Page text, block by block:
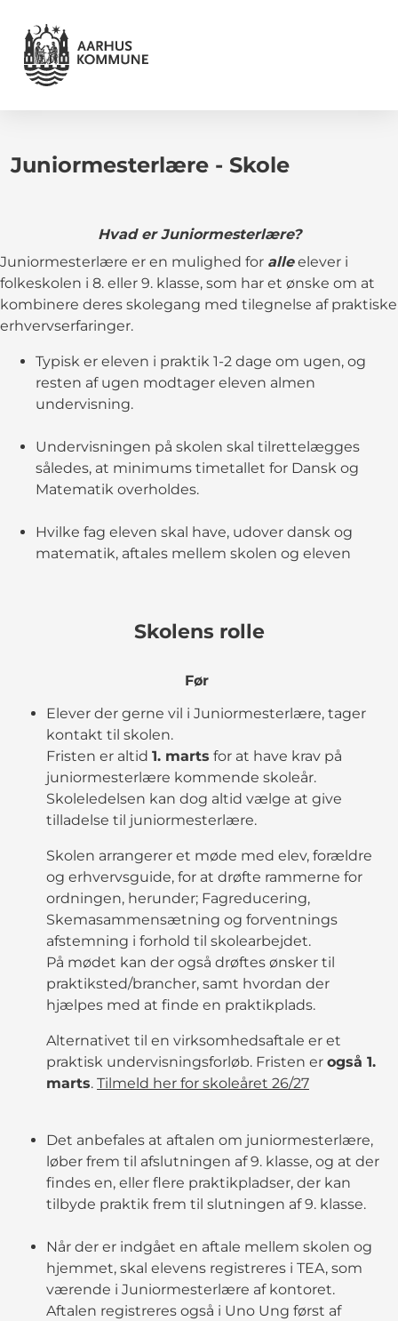
Juniormesterlære - Skole
Hvad er Juniormesterlære?
Juniormesterlære er en mulighed for alleelever i
folkeskolen i 8. eller 9. klasse, som har et ønske om at
kombinere deres skolegang med tilegnelse af praktiske
erhvervserfaringer.
Typisk er eleven i praktik 1-2 dage om ugen, og
resten af ugen modtager eleven almen
undervisning.
Undervisningen på skolen skal tilrettelægges
således, at minimums timetallet for Dansk og
Matematik overholdes.
Hvilke fag eleven skal have, udover dansk og
matematik, aftales mellem skolen og eleven
Skolens rolle
Før
Elever der gerne vil i Juniormesterlære, tager
kontakt til skolen.
Fristen er altid 1. marts for at have krav på
juniormesterlære kommende skoleår.
Skoleledelsen kan dog altid vælge at give
tilladelse til juniormesterlære.
Skolen arrangerer et møde med elev, forældre
og erhvervsguide, for at drøfte rammerne for
ordningen, herunder; Fagreducering,
Skemasammensætning og forventnings
afstemning i forhold til skolearbejdet.
På mødet kan der også drøftes ønsker til
praktiksted/brancher, samt hvordan der
hjælpes med at finde en praktikplads.
Alternativet til en virksomhedsaftale er et
praktisk undervisningsforløb. Fristen er også 1.
marts. Tilmeld her for skoleåret 26/27
Det anbefales at aftalen om juniormesterlære,
løber frem til afslutningen af 9. klasse, og at der
findes en, eller flere praktikpladser, der kan
tilbyde praktik frem til slutningen af 9. klasse.
Når der er indgået en aftale mellem skolen og
hjemmet, skal elevens registreres i TEA, som
værende i Juniormesterlære af kontoret.
Aftalen registreres også i Uno Ung først af